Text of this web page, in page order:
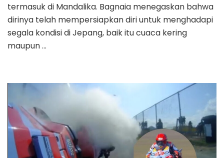
termasuk di Mandalika. Bagnaia menegaskan bahwa
dirinya telah mempersiapkan diri untuk menghadapi
segala kondisi di Jepang, baik itu cuaca kering
maupun …